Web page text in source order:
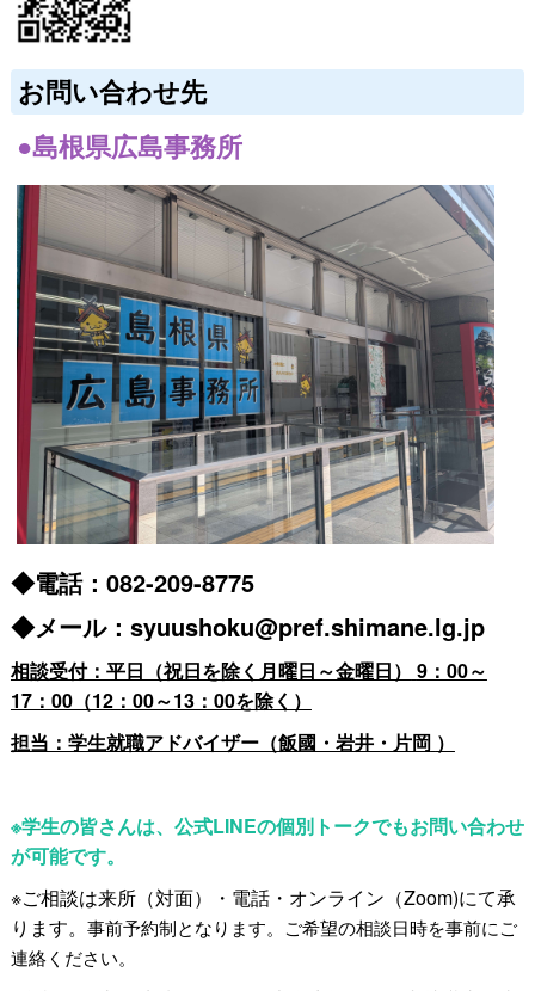
お問い合わせ先
●島根県広島事務所
◆電話：082-209-8775
◆メール：syuushoku@pref.shimane.lg.jp
相談受付：平日（祝日を除く月曜日～金曜日） 9：00～
17：00（12：00～13：00を除く）
担当：学生就職アドバイザー（飯國・岩井・片岡 ）
※学生の皆さんは、公式LINEの個別トークでもお問い合わせ
が可能です。
※ご相談は来所（対面）・電話・オンライン（Zoom)にて承
ります。 事前予約制となります。ご希望の相談日時を事前にご
連絡ください。